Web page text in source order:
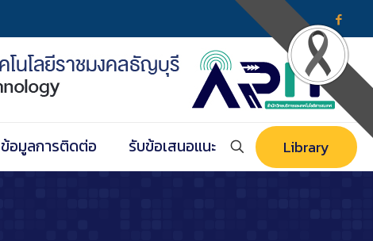
ข้อมูลการติดต่อ รับข้อเสนอแนะ Library